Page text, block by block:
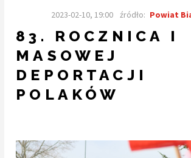
2023-02-10, 19:00 źródło: Powiat
83. ROCZNICA I
MASOWEJ
DEPORTACJI
POLAKÓW